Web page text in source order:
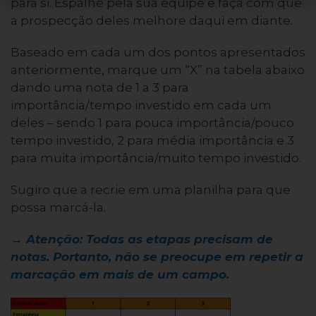
a prospecção deles melhore daqui em diante.
Baseado em cada um dos pontos apresentados
anteriormente, marque um “X” na tabela abaixo
dando uma nota de 1 a 3 para
importância/tempo investido em cada um
deles – sendo 1 para pouca importância/pouco
tempo investido, 2 para média importância e 3
para muita importância/muito tempo investido.
Sugiro que a recrie em uma planilha para que
possa marcá-la.
→ Atenção: Todas as etapas precisam de
notas. Portanto, não se preocupe em repetir a
marcação em mais de um campo.